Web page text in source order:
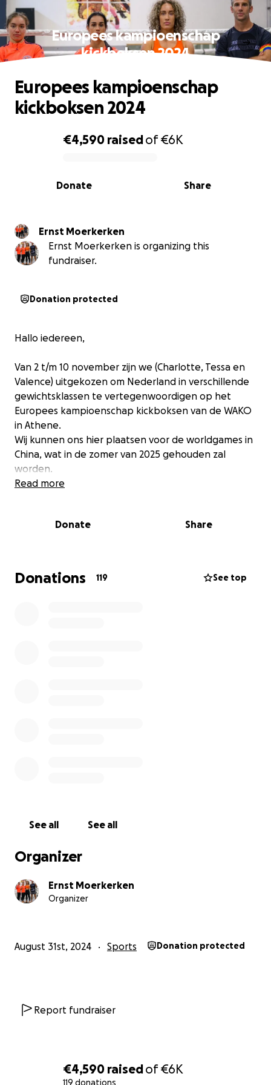
€4,590 raisedof€6K
119 donations
Europees kampioenschap
kickboksen 2024
0% complete
€4,590 raisedof€6K
Share
Donate
Europees kampioenschap
kickboksen 2024
Ernst Moerkerken
Ernst Moerkerken is organizing this
fundraiser.
Donation protected
Hallo iedereen,
Van 2 t/m 10 november zijn we (Charlotte, Tessa en
Valence) uitgekozen om Nederland in verschillende
gewichtsklassen te vertegenwoordigen op het
Europees kampioenschap kickboksen van de WAKO
in Athene.
Wij kunnen ons hier plaatsen voor de worldgames in
China, wat in de zomer van 2025 gehouden zal
worden.
afreizen naar Griekenland.
moeten we alles zelf bekostigen. Vlucht en verblijf
komen dus voor eigen rekening. Daarnaast komen
Read more
Donate Share
Donations 119 See top
See all See all
Organizer
Ernst Moerkerken
Organizer
August 31st, 2024 Sports Donation protected
Report fundraiser